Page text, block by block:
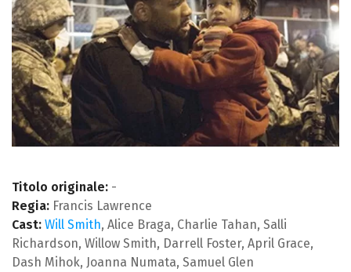
Titolo originale: -
Regia: Francis Lawrence
Cast: Will Smith, Alice Braga, Charlie Tahan, Salli
Richardson, Willow Smith, Darrell Foster, April Grace,
Dash Mihok, Joanna Numata, Samuel Glen